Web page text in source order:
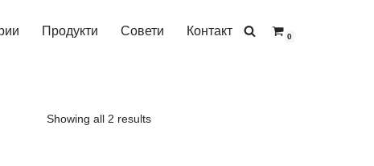
Продукти Совети Контакт 0
Showing all 2 results